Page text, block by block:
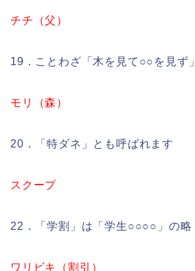
チチ（父）
19．ことわざ「木を見て○○を見ず」
モリ（森）
20．「特ダネ」とも呼ばれます
スクープ
22．「学割」は「学生○○○○」の略
ワリビキ（割引）